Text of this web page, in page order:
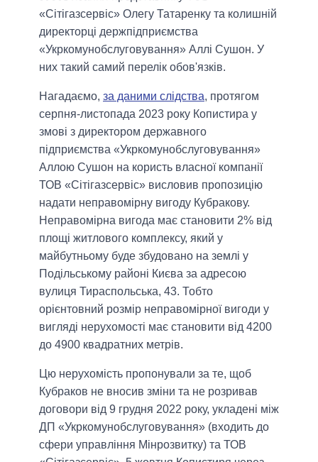
«Сітігазсервіс» Олегу Татаренку та колишній
директорці держпідприємства
«Укркомунобслуговування» Аллі Сушон. У
них такий самий перелік обов'язків.
Нагадаємо, за даними слідства, протягом
серпня-листопада 2023 року Копистира у
змові з директором державного
підприємства «Укркомунобслуговування»
Аллою Сушон на користь власної компанії
ТОВ «Сітігазсервіс» висловив пропозицію
надати неправомірну вигоду Кубракову.
Неправомірна вигода має становити 2% від
площі житлового комплексу, який у
майбутньому буде збудовано на землі у
Подільському районі Києва за адресою
вулиця Тираспольська, 43. Тобто
орієнтовний розмір неправомірної вигоди у
вигляді нерухомості має становити від 4200
до 4900 квадратних метрів.
Цю нерухомість пропонували за те, щоб
Кубраков не вносив зміни та не розривав
договори від 9 грудня 2022 року, укладені між
ДП «Укркомунобслуговування» (входить до
сфери управління Мінрозвитку) та ТОВ